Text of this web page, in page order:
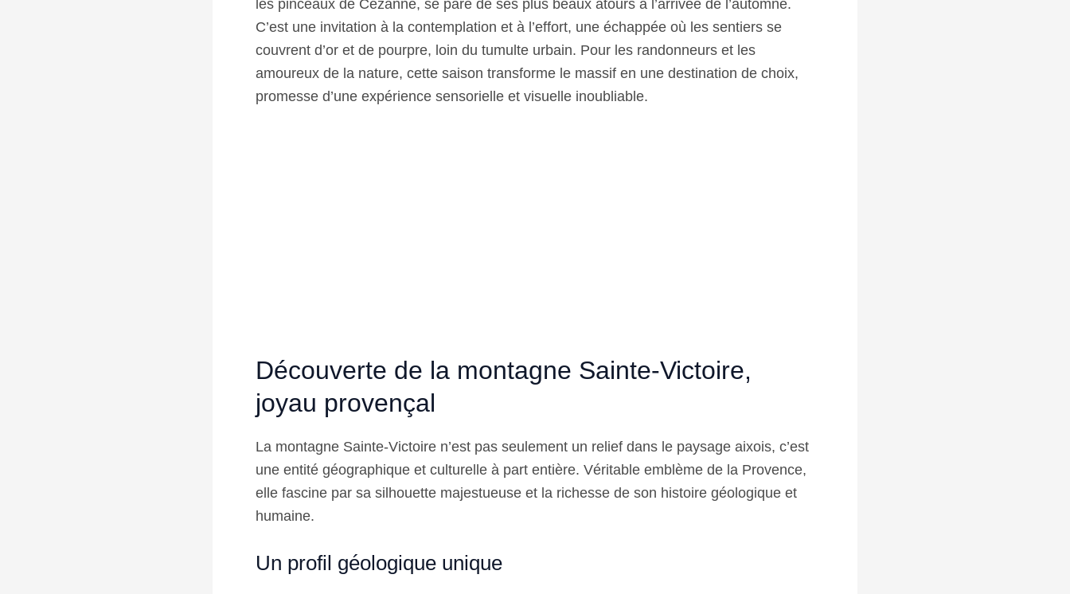
les pinceaux de Cézanne, se pare de ses plus beaux atours à l’arrivée de l’automne.
C’est une invitation à la contemplation et à l’effort, une échappée où les sentiers se
couvrent d’or et de pourpre, loin du tumulte urbain. Pour les randonneurs et les
amoureux de la nature, cette saison transforme le massif en une destination de choix,
promesse d’une expérience sensorielle et visuelle inoubliable.
Découverte de la montagne Sainte-Victoire,
joyau provençal
La montagne Sainte-Victoire n’est pas seulement un relief dans le paysage aixois, c’est
une entité géographique et culturelle à part entière. Véritable emblème de la Provence,
elle fascine par sa silhouette majestueuse et la richesse de son histoire géologique et
humaine.
Un profil géologique unique